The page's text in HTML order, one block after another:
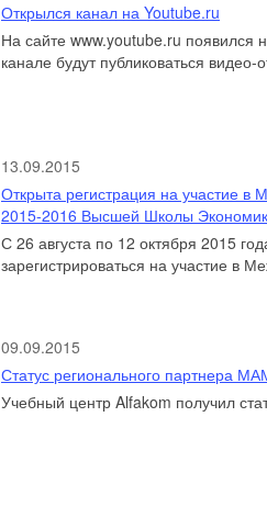
Открылся канал на Youtube.ru
На сайте www.youtube.ru появился
канале будут публиковаться
13.09.2015
Открыта регистрация на участие
2015-2016 Высшей Школы
С 26 августа по 12 октября 2015
зарегистрироваться на участие в
09.09.2015
Статус регионального партнера
Учебный центр Alfakom получил